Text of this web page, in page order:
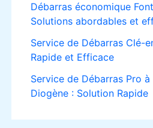
Débarras économique
Solutions abordables et
Service de Débarras Clé-
Rapide et Efficace
Service de Débarras Pro
Diogène : Solution Rapide